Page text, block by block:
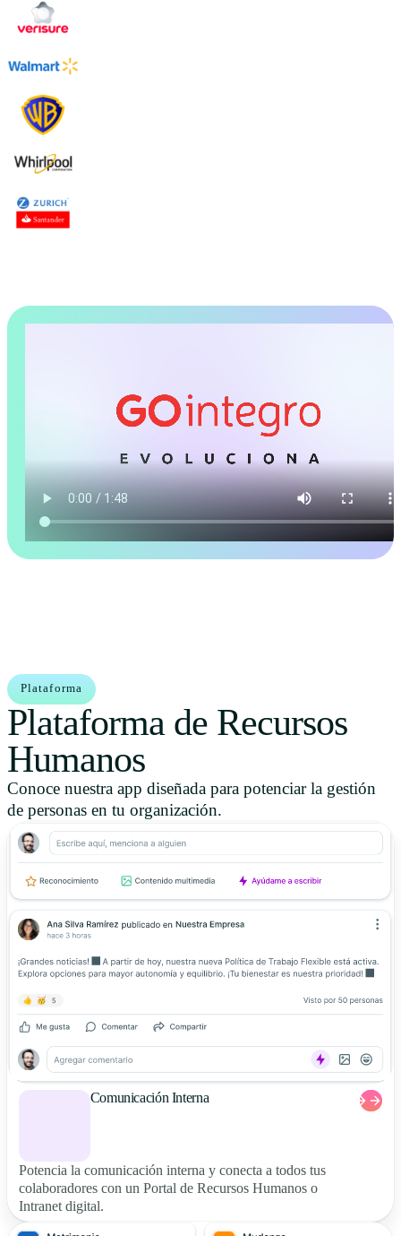
English
Plataforma
Plataforma de Recursos
Humanos
Conoce nuestra app diseñada para potenciar la gestión
de personas en tu organización.
Comunicación Interna
Potencia la comunicación interna y conecta a todos tus
colaboradores con un Portal de Recursos Humanos o
Intranet digital.